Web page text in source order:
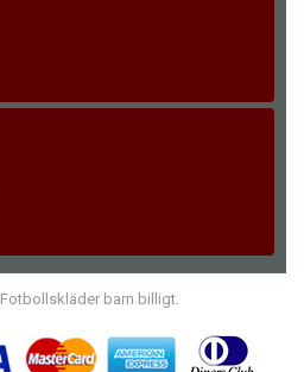
Fotbollskläder barn billigt.